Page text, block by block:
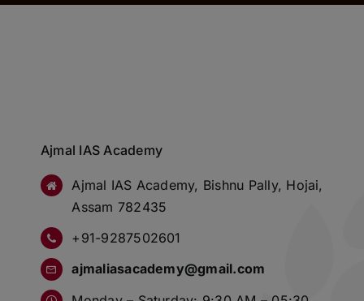
Ajmal IAS Academy
Ajmal IAS Academy, Bishnu Pally, Hojai,
Assam 782435
+91-9287502601
ajmaliasacademy@gmail.com